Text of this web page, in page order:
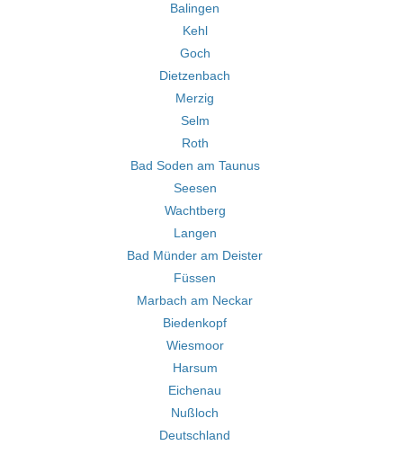
Balingen
Kehl
Goch
Dietzenbach
Merzig
Selm
Roth
Bad Soden am Taunus
Seesen
Wachtberg
Langen
Bad Münder am Deister
Füssen
Marbach am Neckar
Biedenkopf
Wiesmoor
Harsum
Eichenau
Nußloch
Deutschland